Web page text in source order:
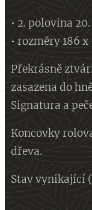
• 2. polovina
• rozměry 186
Překrásně
zasazena do
Signatura a
Koncovky
dřeva.
Stav vynikající